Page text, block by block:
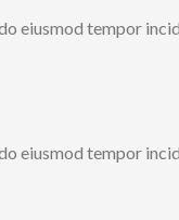
eiusmod tempor
eiusmod tempor